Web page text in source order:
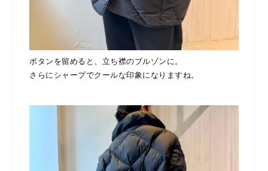
ボタンを留めると、立ち襟のブルゾンに。
さらにシャープでクールな印象になりますね。